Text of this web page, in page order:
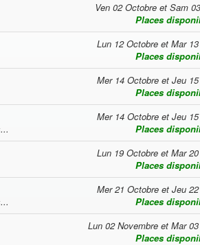
Ven 02 Octobreet Sam
Places
Lun 12 Octobreet Mar
Places
Mer 14 Octobreet Jeu
Places
Mer 14 Octobreet Jeu
Places
Lun 19 Octobreet Mar
Places
Mer 21 Octobreet Jeu
Places
Lun 02 Novembreet Mar
Places